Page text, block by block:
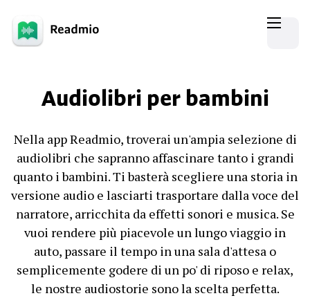
Audiolibri per bambini
Nella app Readmio, troverai un'ampia selezione di
audiolibri che sapranno affascinare tanto i grandi
quanto i bambini. Ti basterà scegliere una storia in
versione audio e lasciarti trasportare dalla voce del
narratore, arricchita da effetti sonori e musica. Se
vuoi rendere più piacevole un lungo viaggio in
auto, passare il tempo in una sala d'attesa o
semplicemente godere di un po' di riposo e relax,
le nostre audiostorie sono la scelta perfetta.